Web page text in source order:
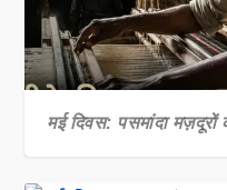
मई दिवस: पसमांदा